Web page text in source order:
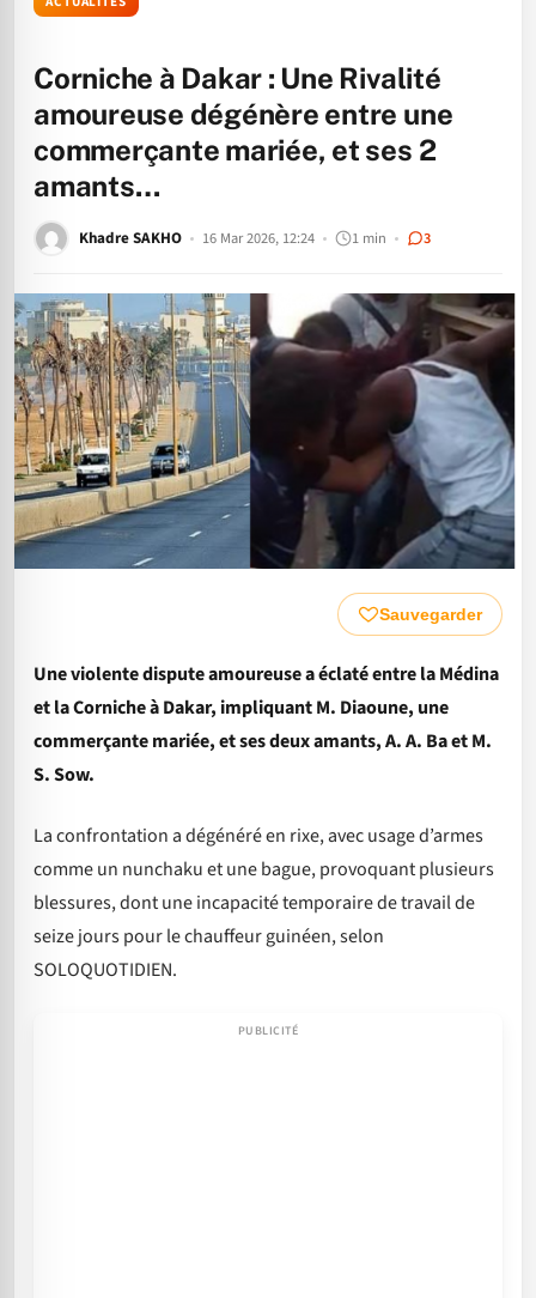
Corniche à Dakar : Une Rivalité
amoureuse dégénère entre une
commerçante mariée, et ses 2
amants…
Khadre SAKHO 16 Mar 2026, 12:24 1 min 3
Sauvegarder
Une violente dispute amoureuse a éclaté entre la Médina
et la Corniche à Dakar, impliquant M. Diaoune, une
commerçante mariée, et ses deux amants, A. A. Ba et M.
S. Sow.
La confrontation a dégénéré en rixe, avec usage d’armes
comme un nunchaku et une bague, provoquant plusieurs
blessures, dont une incapacité temporaire de travail de
seize jours pour le chauffeur guinéen, selon
SOLOQUOTIDIEN.